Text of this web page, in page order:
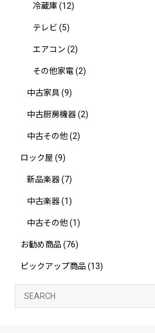
冷蔵庫(12)
テレビ (5)
エアコン (2)
その他家電(2)
中古家具(9)
中古厨房機器(2)
中古その他(2)
ロック屋 (9)
新品楽器(7)
中古楽器(1)
中古その他(1)
お勧め商品 (76)
ピックアップ商品 (13)